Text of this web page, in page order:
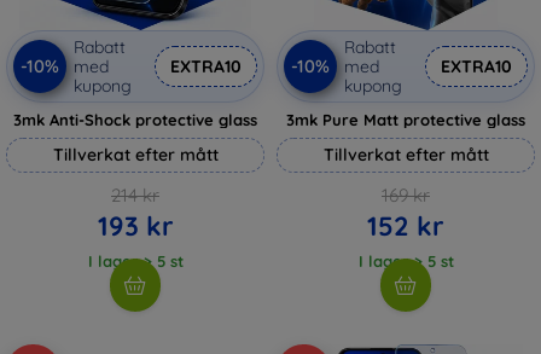
-10%
Rabatt
med
kupong
EXTRA10
3mk Anti-Shock protective glass
Tillverkat efter mått
214 kr
193 kr
I lager > 5 st
-10%
Rabatt
med
kupong
EXTRA10
3mk Pure Matt protective glass
Tillverkat efter mått
169 kr
152 kr
I lager > 5 st